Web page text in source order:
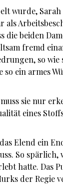
wurde,
als
die beiden
fremd
so wie
ein armes
sie nur
eines
Elend ein
So spärlich,
hatte. Das
der Regie